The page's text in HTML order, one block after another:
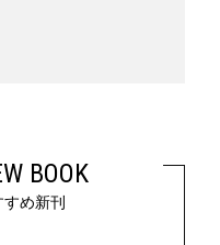
BOOK
すめ新刊